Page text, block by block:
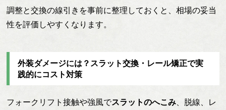
調整と交換の線引きを事前に整理しておくと、相場の妥当
性を評価しやすくなります。
外装ダメージには？スラット交換・レール矯正で実
践的にコスト対策
フォークリフト接触や強風でスラットのへこみ 、脱線、レ